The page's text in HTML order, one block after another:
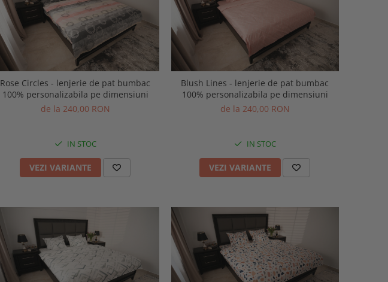
Rose Circles - lenjerie de pat bumbac
100% personalizabila pe dimensiuni
de la 240,00 RON
IN STOC
VEZI VARIANTE
Blush Lines - lenjerie de pat bumbac
100% personalizabila pe dimensiuni
de la 240,00 RON
IN STOC
VEZI VARIANTE